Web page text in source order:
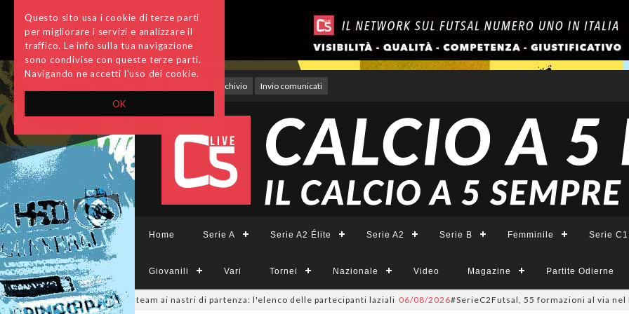
OK
Questo sito usa i cookie di terze parti
per migliorare i servizi e analizzare il
traffico. Le info sulla tua navigazione
sono condivise con queste terze parti.
Navigando ne accetti l'uso dei cookie.
Archivio Invio comunicati
Home Serie A Serie A2 Élite Serie A2 Serie B Femminile Serie C1
Giovanili Vari Tornei Nazionale Video Magazine Partite Odierne
sono 14 i team ai nastri di partenza: l'elenco delle partecipanti laziali 06/08/2026#SerieC2Futsal, 55 formazioni al via nel